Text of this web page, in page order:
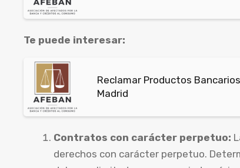
Te puede interesar:
Reclamar Productos
Madrid
Contratos con carácter perpetuo:
derechos con carácter perpetuo.